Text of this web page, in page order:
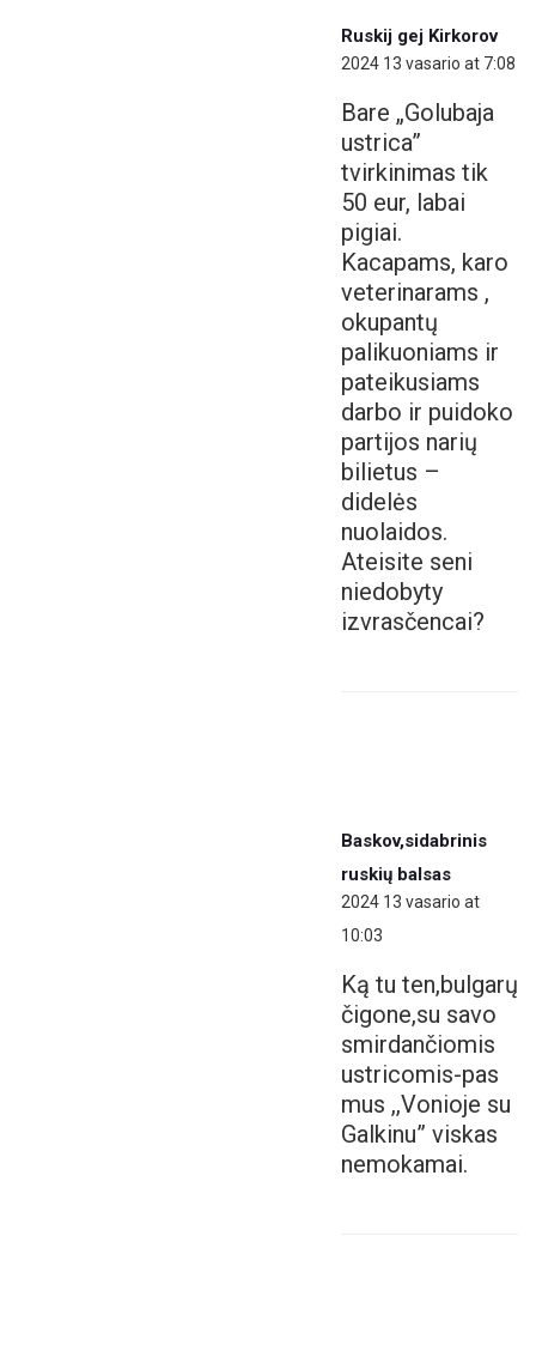
Ruskij gej Kirkorov
2024 13 vasario at 7:08
Bare „Golubaja
ustrica”
tvirkinimas tik
50 eur, labai
pigiai.
Kacapams, karo
veterinarams ,
okupantų
palikuoniams ir
pateikusiams
darbo ir puidoko
partijos narių
bilietus –
didelės
nuolaidos.
Ateisite seni
niedobyty
izvrasčencai?
Baskov,sidabrinis
ruskių balsas
2024 13 vasario at
10:03
Ką tu ten,bulgarų
čigone,su savo
smirdančiomis
ustricomis-pas
mus ,,Vonioje su
Galkinu” viskas
nemokamai.